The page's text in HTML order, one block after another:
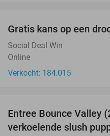
Gratis kans op een
Social Deal Win
Online
Verkocht: 184.015
Entree Bounce Valley
verkoelende slush